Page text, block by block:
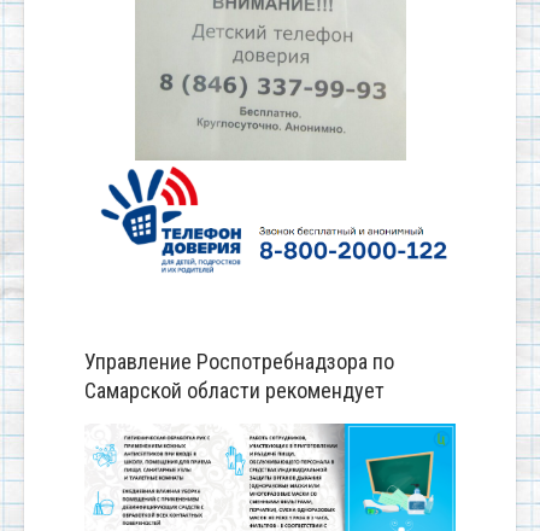
Управление Роспотребнадзора по
Самарской области рекомендует